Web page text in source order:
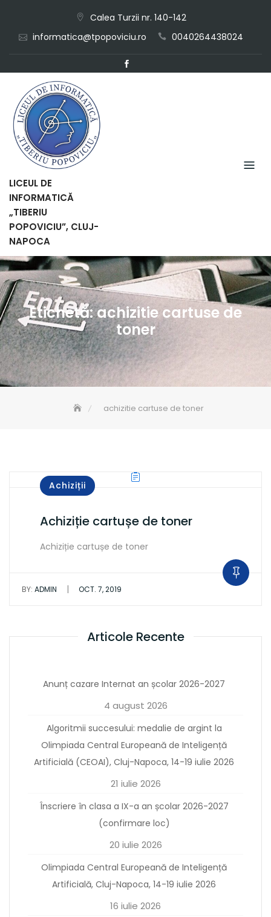
content
Calea Turzii nr. 140-142
informatica@tpopoviciu.ro
0040264438024
LICEUL DE
INFORMATICĂ
„TIBERIU
POPOVICIU”, CLUJ-
NAPOCA
Etichetă:achizitie cartuse de
toner
achizitie cartuse de toner
Achiziții
Achiziție cartușe de toner
Achiziție cartușe de toner
BY: ADMIN | OCT. 7, 2019
Articole Recente
Anunț cazare Internat an școlar 2026-2027
4 august 2026
Algoritmii succesului: medalie de argint la
Olimpiada Central Europeană de Inteligență
Artificială (CEOAI), Cluj-Napoca, 14-19 iulie 2026
21 iulie 2026
Înscriere în clasa a IX-a an școlar 2026-2027
(confirmare loc)
20 iulie 2026
Olimpiada Central Europeană de Inteligență
Artificială, Cluj-Napoca, 14-19 iulie 2026
16 iulie 2026